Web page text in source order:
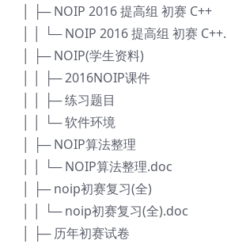
│ ├─ NOIP 2016 提高组 初赛 C++
│ │ └─ NOIP 2016 提高组 初赛
│ ├─ NOIP(学生资料)
│ │ ├─ 2016NOIP课件
│ │ ├─ 练习题目
│ │ └─ 软件环境
│ ├─ NOIP算法整理
│ │ └─ NOIP算法整理.doc
│ ├─ noip初赛复习(全)
│ │ └─ noip初赛复习(全).doc
│ ├─ 历年初赛试卷